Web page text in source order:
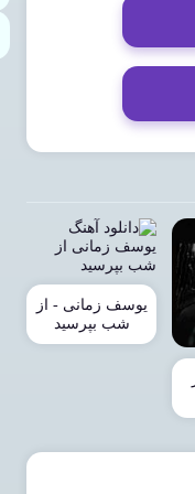
یوسف زمانی - از
شب بپرسید